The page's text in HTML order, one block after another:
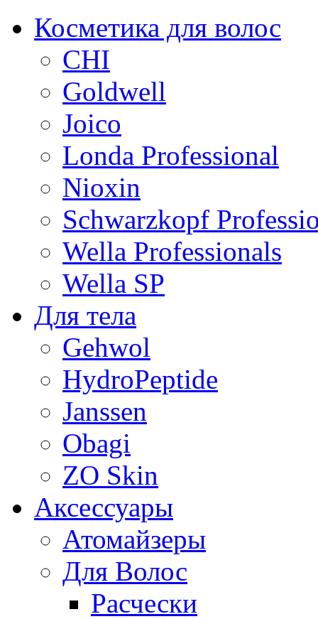
Косметика для волос
CHI
Goldwell
Joico
Londa Professional
Nioxin
Schwarzkopf
Wella Professionals
Wella SP
Для тела
Gehwol
HydroPeptide
Janssen
Obagi
ZO Skin
Aксессуары
Атомайзеры
Для Волос
Расчески